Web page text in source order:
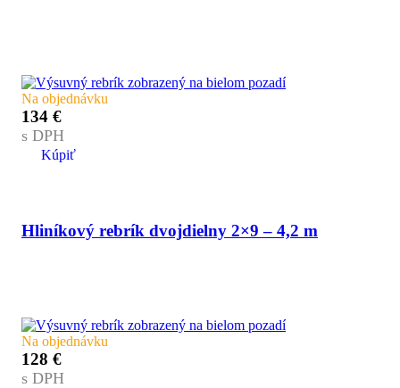
Na objednávku
134 €
s DPH
Kúpiť
Hliníkový rebrík dvojdielny 2×9 – 4,2 m
Na objednávku
128 €
s DPH